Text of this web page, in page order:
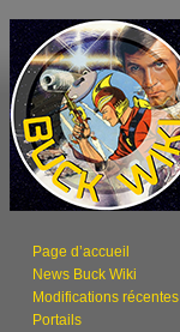
Page d’accueil
News Buck Wiki
Modifications récentes
Portails